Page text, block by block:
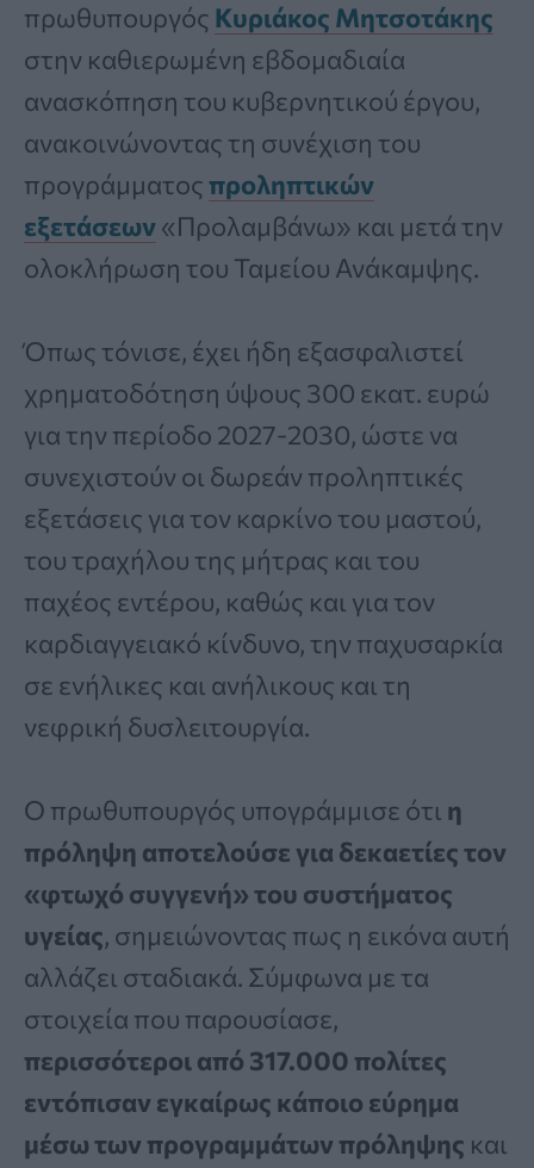
πρωθυπουργός Κυριάκος Μητσοτάκης
στην καθιερωμένη εβδομαδιαία
ανασκόπηση του κυβερνητικού έργου,
ανακοινώνοντας τη συνέχιση του
προγράμματοςπροληπτικών
εξετάσεων«Προλαμβάνω» και μετά την
ολοκλήρωση του Ταμείου Ανάκαμψης.
Όπως τόνισε, έχει ήδη εξασφαλιστεί
χρηματοδότηση ύψους 300 εκατ. ευρώ
για την περίοδο 2027-2030, ώστε να
συνεχιστούν οι δωρεάν προληπτικές
εξετάσεις για τον καρκίνο του μαστού,
του τραχήλου της μήτρας και του
παχέος εντέρου, καθώς και για τον
καρδιαγγειακό κίνδυνο, την παχυσαρκία
σε ενήλικες και ανήλικους και τη
νεφρική δυσλειτουργία.
Ο πρωθυπουργός υπογράμμισε ότι η
πρόληψη αποτελούσε για δεκαετίες τον
«φτωχό συγγενή» του συστήματος
υγείας, σημειώνοντας πως η εικόνα αυτή
αλλάζει σταδιακά. Σύμφωνα με τα
στοιχεία που παρουσίασε,
περισσότεροι από 317.000 πολίτες
εντόπισαν εγκαίρως κάποιο εύρημα
μέσω των προγραμμάτων πρόληψης και